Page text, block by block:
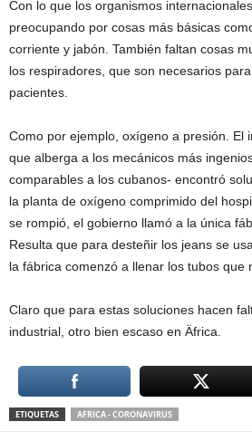
Con lo que los organismos
preocupando por cosas más básicas
corriente y jabón. También faltan cosas
los respiradores, que son necesarios
pacientes.
Como por ejemplo, oxígeno a presión. El
que alberga a los mecánicos más
comparables a los cubanos- encontró
la planta de oxígeno comprimido del
se rompió, el gobierno llamó a la única
Resulta que para desteñir los jeans se
la fábrica comenzó a llenar los tubos que
Claro que para estas soluciones hacen
industrial, otro bien escaso en Äfrica.
ETIQUETAS AFRICA - CORONAVIRUS